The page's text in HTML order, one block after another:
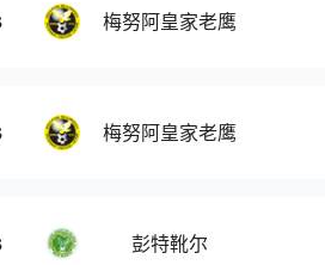
梅努阿皇家老鹰
梅努阿皇家老鹰
彭特靴尔